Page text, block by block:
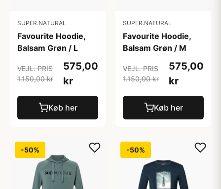
SUPER.NATURAL
Favourite Hoodie,
Balsam Grøn / L
VEJL. PRIS
1.150,00 kr
575,00
kr
Køb her
SUPER.NATURAL
Favourite Hoodie,
Balsam Grøn / M
VEJL. PRIS
1.150,00 kr
575,00
kr
Køb her
-50% -50%